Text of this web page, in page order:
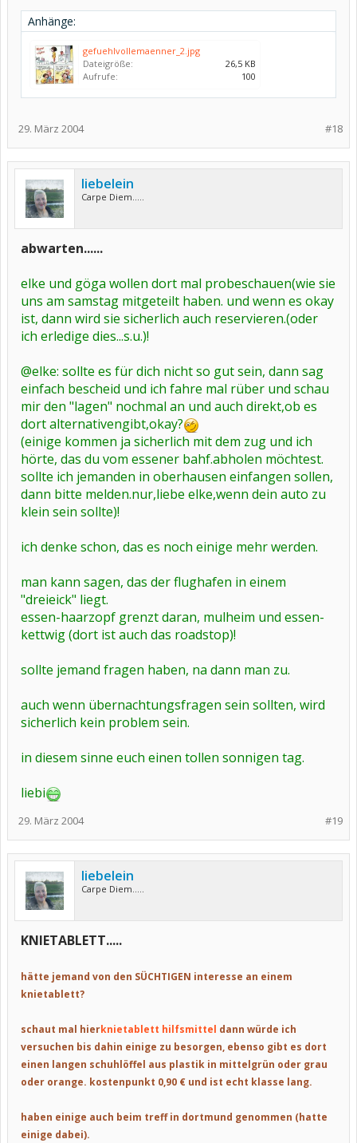
Anhänge:
gefuehlvollemaenner_2.jpg
Dateigröße:
26,5 KB
Aufrufe:
100
#18
29. März 2004
liebelein
Carpe Diem.....
abwarten......
elke und göga wollen dort mal probeschauen(wie sie
uns am samstag mitgeteilt haben. und wenn es okay
ist, dann wird sie sicherlich auch reservieren.(oder
ich erledige dies...s.u.)!
@elke: sollte es für dich nicht so gut sein, dann sag
einfach bescheid und ich fahre mal rüber und schau
mir den "lagen" nochmal an und auch direkt,ob es
dort alternativengibt,okay?
(einige kommen ja sicherlich mit dem zug und ich
hörte, das du vom essener bahf.abholen möchtest.
sollte ich jemanden in oberhausen einfangen sollen,
dann bitte melden.nur,liebe elke,wenn dein auto zu
klein sein sollte)!
ich denke schon, das es noch einige mehr werden.
man kann sagen, das der flughafen in einem
"dreieick" liegt.
essen-haarzopf grenzt daran, mulheim und essen-
kettwig (dort ist auch das roadstop)!
sollte jemand fragen haben, na dann man zu.
auch wenn übernachtungsfragen sein sollten, wird
sicherlich kein problem sein.
in diesem sinne euch einen tollen sonnigen tag.
liebi
#19
29. März 2004
liebelein
Carpe Diem.....
KNIETABLETT.....
hätte jemand von den SÜCHTIGEN interesse an einem
knietablett?
schaut mal hierknietablett hilfsmittel dann würde ich
versuchen bis dahin einige zu besorgen, ebenso gibt es dort
einen langen schuhlöffel aus plastik in mittelgrün oder grau
oder orange. kostenpunkt 0,90 € und ist echt klasse lang.
haben einige auch beim treff in dortmund genommen (hatte
einige dabei).